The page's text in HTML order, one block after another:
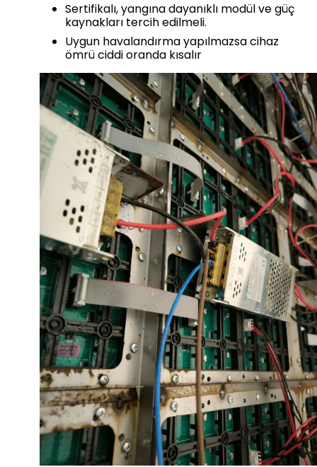
Sertifikalı, yangına dayanıklı modül ve güç
kaynakları tercih edilmeli.
Uygun havalandırma yapılmazsa cihaz
ömrü ciddi oranda kısalır